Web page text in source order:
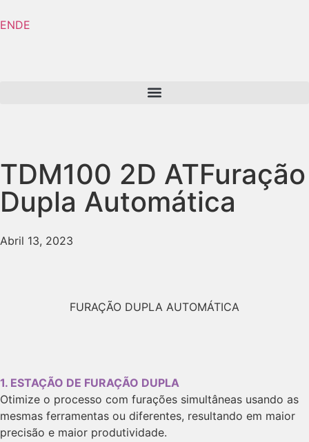
ENDE
TDM100 2D ATFuração
Dupla Automática
Abril 13, 2023
FURAÇÃO DUPLA AUTOMÁTICA
1. ESTAÇÃO DE FURAÇÃO DUPLA
Otimize o processo com furações simultâneas usando as
mesmas ferramentas ou diferentes, resultando em maior
precisão e maior produtividade.